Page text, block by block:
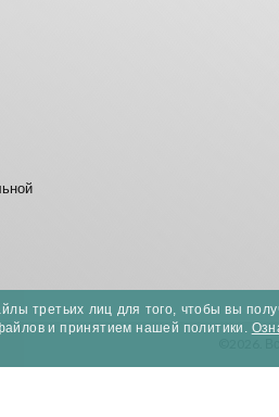
третьих лиц для того, чтобы вы
и принятием нашей политики.